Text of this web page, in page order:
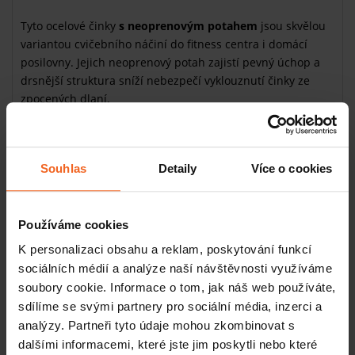
Souhlas Detaily Více o cookies
Používáme cookies
K personalizaci obsahu a reklam, poskytování funkcí
sociálních médií a analýze naší návštěvnosti využíváme
soubory cookie. Informace o tom, jak náš web používáte,
sdílíme se svými partnery pro sociální média, inzerci a
analýzy. Partneři tyto údaje mohou zkombinovat s
dalšími informacemi, které jste jim poskytli nebo které
Tyto ocelové činky s neoprenovým potahem jsou skvělou
variantou cvičebního náčiní do fitness centra i domácí
posilovny. Jejich neoprenový potah zajistí pevný úchop a
drsnější struktura sníží nebezpečí vyklouznutí činky ze
zpocených dlaní.
Dynamické a silové cvičení s jednoruční
činkou
Posilování s lehčí činkou je výhodné pro
zvýšení
dynamické síly svalů
bicepsy a ramena. Můžete s nimi posilovat zádové
svalstvo, nebo je využít jako závaží při dřepech a
zintenzivnit taksvalovoupráci nohou. O správném
provedení cviků se poraďte s trenérem.
Související produkty